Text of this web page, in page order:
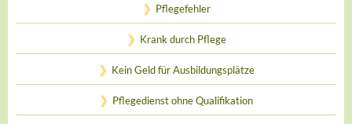
Pflegefehler
Krank durch Pflege
Kein Geld für Ausbildungsplätze
Pflegedienst ohne Qualifikation